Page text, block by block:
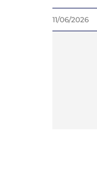
11/06/2026